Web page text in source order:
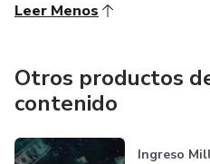
Leer Menos
Otros productos
contenido
Ingreso